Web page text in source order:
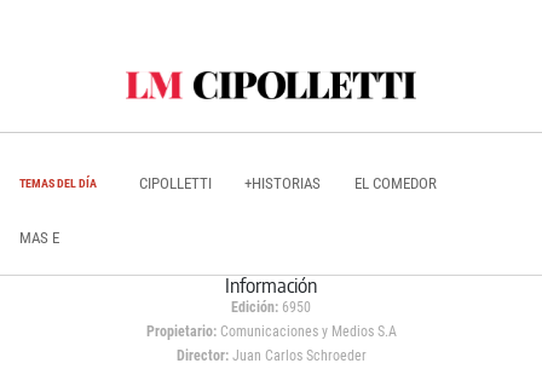
TEMAS DEL DÍA CIPOLLETTI +HISTORIAS EL COMEDOR
MAS E
Información
Edición: 6950
Propietario:Comunicaciones y Medios S.A
Director: Juan Carlos Schroeder